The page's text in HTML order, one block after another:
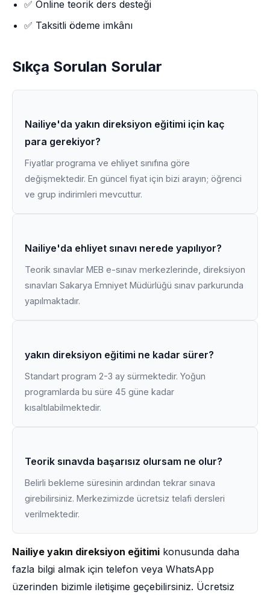
✅ Online teorik ders desteği
✅ Taksitli ödeme imkânı
Sıkça Sorulan Sorular
Nailiye'da yakın direksiyon eğitimi için kaç
para gerekiyor?
Fiyatlar programa ve ehliyet sınıfına göre
değişmektedir. En güncel fiyat için bizi arayın; öğrenci
ve grup indirimleri mevcuttur.
Nailiye'da ehliyet sınavı nerede yapılıyor?
Teorik sınavlar MEB e-sınav merkezlerinde, direksiyon
sınavları Sakarya Emniyet Müdürlüğü sınav parkurunda
yapılmaktadır.
yakın direksiyon eğitimi ne kadar sürer?
Standart program 2-3 ay sürmektedir. Yoğun
programlarda bu süre 45 güne kadar
kısaltılabilmektedir.
Teorik sınavda başarısız olursam ne olur?
Belirli bekleme süresinin ardından tekrar sınava
girebilirsiniz. Merkezimizde ücretsiz telafi dersleri
verilmektedir.
Nailiye yakın direksiyon eğitimi konusunda daha
fazla bilgi almak için telefon veya WhatsApp
üzerinden bizimle iletişime geçebilirsiniz. Ücretsiz